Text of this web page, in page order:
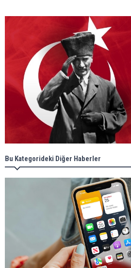
Bu Kategorideki Diğer Haberler